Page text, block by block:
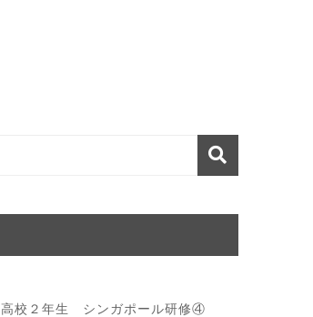
高校２年生 シンガポール研修④